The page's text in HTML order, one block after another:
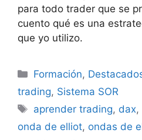
para todo trader que se
cuento qué es una
que yo utilizo.
Categorías
Formación,
trading, Sistema SOR
Etiquetas
aprender trading, dax,
onda de elliot, ondas de